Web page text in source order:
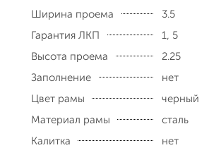
Ширина проема
3.5
Гарантия ЛКП
1, 5
Высота проема
2.25
Заполнение
нет
Цвет рамы
черный
Материал рамы
сталь
Калитка
нет